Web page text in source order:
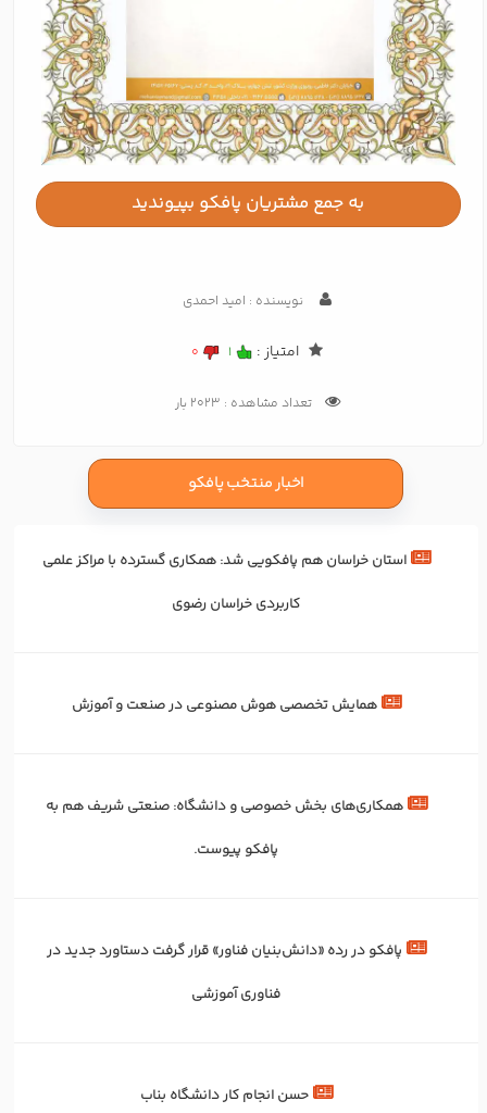
به جمع مشتریان پافکو بپیوندید
نویسنده : امید احمدی
امتیاز : 1
0
تعداد مشاهده : 2023 بار
اخبار منتخب پافکو
استان خراسان هم پافکویی شد: همکاری‌ گسترده با مراکز علمی
کاربردی خراسان رضوی
همایش تخصصی هوش مصنوعی در صنعت و آموزش
همکاری‌های بخش خصوصی و دانشگاه: صنعتی شریف هم به
پافکو پیوست.
پافکو در رده «دانش‌بنیان فناور» قرار گرفت دستاورد جدید در
فناوری آموزشی
حسن انجام کار دانشگاه بناب